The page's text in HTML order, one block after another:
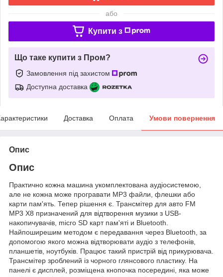
або
Купити з
Що таке купити з Пром?
Замовлення під захистом
Доступна доставка
Доставка Оплата Умови повернення
Опис
Опис
Практично кожна машина укомплектована аудіосистемою,
але не кожна може програвати MP3 файли, флешки або
карти пам'ять. Тепер рішення є. Трансмітер для авто FM
MP3 X8 призначений для відтворення музики з USB-
накопичувачів, micro SD карт пам'яті и Bluetooth.
Найпоширешим методом є передавання через Bluetooth, за
допомогою якого можна відтворювати аудіо з телефонів,
планшетів, ноутбуків. Працює такий пристрій від прикурювача.
Трансмітер зроблений із чорного глянсового пластику. На
панелі є дисплей, розміщена кнопочка посередині, яка може